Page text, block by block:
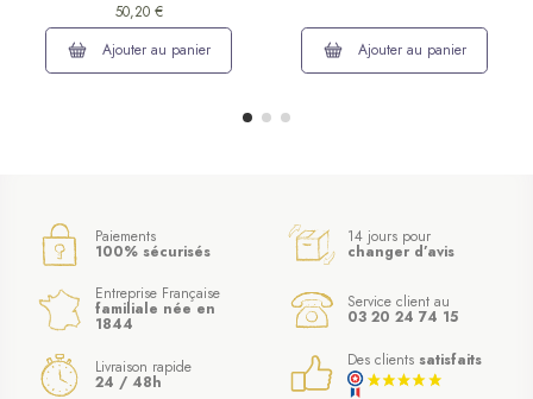
50,20 €
Ajouter au panier
Ajouter au panier
Paiements
100% sécurisés
14 jours pour
changer d’avis
Entreprise Française
familiale née en
1844
Service client au
03 20 24 74 15
Livraison rapide
24 / 48h
Des clients satisfaits